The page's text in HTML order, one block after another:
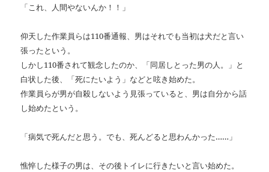
「これ、人間やないんか！！」
仰天した作業員らは110番通報、男はそれでも当初は犬だと言い
張ったという。
しかし110番されて観念したのか、「同居しとった男の人。」と
白状した後、「死にたいよう」などと呟き始めた。
作業員らが男が自殺しないよう見張っていると、男は自分から話
し始めたという。
「病気で死んだと思う。でも、死んどると思わんかった……」
憔悴した様子の男は、その後トイレに行きたいと言い始めた。